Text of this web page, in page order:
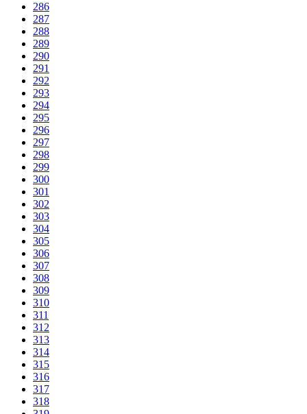
286
287
288
289
290
291
292
293
294
295
296
297
298
299
300
301
302
303
304
305
306
307
308
309
310
311
312
313
314
315
316
317
318